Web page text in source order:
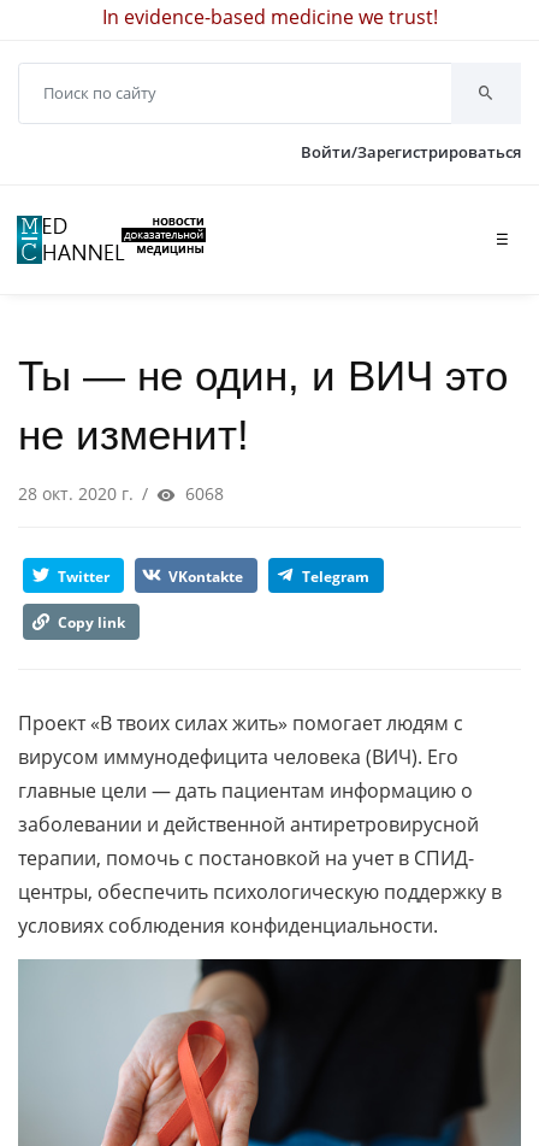
In evidence-based medicine we trust!
Войти/Зарегистрироваться
☰
Ты — не один, и ВИЧ это
не изменит!
28 окт. 2020 г. / 6068
Twitter VKontakte Telegram
Copy link
Проект «В твоих силах жить» помогает людям с
вирусом иммунодефицита человека (ВИЧ). Его
главные цели — дать пациентам информацию о
заболевании и действенной антиретровирусной
терапии, помочь с постановкой на учет в СПИД-
центры, обеспечить психологическую поддержку в
условиях соблюдения конфиденциальности.